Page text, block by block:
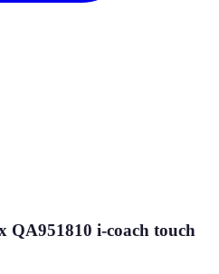
QA951810 i-coach touch